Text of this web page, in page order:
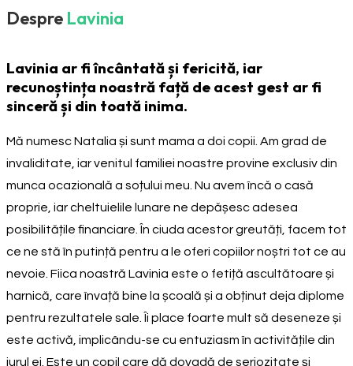
Despre Lavinia
Lavinia ar fi încântată și fericită, iar
recunoștința noastră față de acest gest ar fi
sinceră și din toată inima.
Mă numesc Natalia și sunt mama a doi copii. Am grad de
invaliditate, iar venitul familiei noastre provine exclusiv din
munca ocazională a soțului meu. Nu avem încă o casă
proprie, iar cheltuielile lunare ne depășesc adesea
posibilitățile financiare. În ciuda acestor greutăți, facem tot
ce ne stă în putință pentru a le oferi copiilor noștri tot ce au
nevoie. Fiica noastră Lavinia este o fetiță ascultătoare și
harnică, care învață bine la școală și a obținut deja diplome
pentru rezultatele sale. Îi place foarte mult să deseneze și
este activă, implicându-se cu entuziasm în activitățile din
jurul ei. Este un copil care dă dovadă de seriozitate și